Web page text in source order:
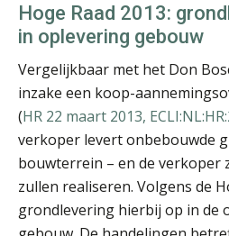
Hoge Raad 2013:
in oplevering gebouw
Vergelijkbaar met het Don
inzake een koop-
(HR 22 maart 2013,
verkoper levert onbebouwde
bouwterrein – en de verkoper
zullen realiseren. Volgens de
grondlevering hierbij op in de
mr. Roel
Martijn